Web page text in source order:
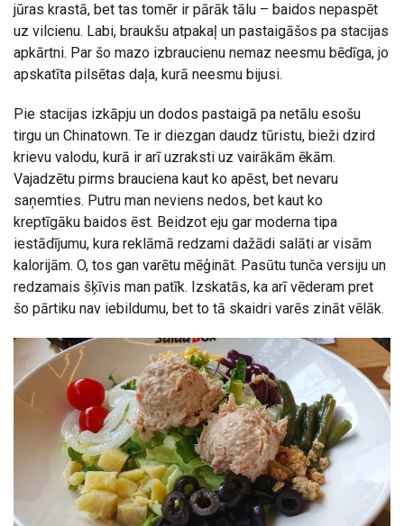
jūras krastā, bet tas tomēr ir pārāk tālu – baidos nepaspēt
uz vilcienu. Labi, braukšu atpakaļ un pastaigāšos pa stacijas
apkārtni. Par šo mazo izbraucienu nemaz neesmu bēdīga, jo
apskatīta pilsētas daļa, kurā neesmu bijusi.
Pie stacijas izkāpju un dodos pastaigā pa netālu esošu
tirgu un Chinatown. Te ir diezgan daudz tūristu, bieži dzird
krievu valodu, kurā ir arī uzraksti uz vairākām ēkām.
Vajadzētu pirms brauciena kaut ko apēst, bet nevaru
saņemties. Putru man neviens nedos, bet kaut ko
kreptīgāku baidos ēst. Beidzot eju gar moderna tipa
iestādījumu, kura reklāmā redzami dažādi salāti ar visām
kalorijām. O, tos gan varētu mēģināt. Pasūtu tunča versiju un
redzamais šķīvis man patīk. Izskatās, ka arī vēderam pret
šo pārtiku nav iebildumu, bet to tā skaidri varēs zināt vēlāk.